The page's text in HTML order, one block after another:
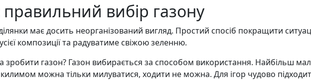
вибір газону
має досить неорганізований вигляд. Простий спосіб покращити
композиції та радуватиме свіжою зеленню.
зробити газон? Газон вибирається за способом використання. Найбільш
можна тільки милуватися, ходити не можна. Для ігор чудово